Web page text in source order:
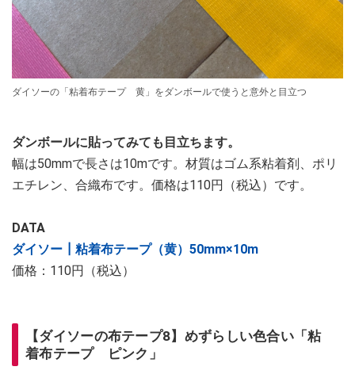
ダイソーの「粘着布テープ 黄」をダンボールで使うと意外と目立つ
ダンボールに貼ってみても目立ちます。
幅は50mmで長さは10mです。材質はゴム系粘着剤、ポリ
エチレン、合織布です。価格は110円（税込）です。
DATA
ダイソー┃粘着布テープ（黄）50mm×10m
価格：110円（税込）
【ダイソーの布テープ8】めずらしい色合い「粘
着布テープ ピンク」